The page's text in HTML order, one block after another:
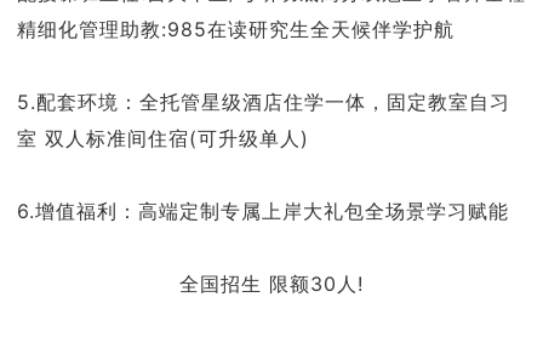
精细化管理助教:985在读研究生全天候伴学护航
5.配套环境：全托管星级酒店住学一体，固定教室自习
室 双人标准间住宿(可升级单人)
6.增值福利：高端定制专属上岸大礼包全场景学习赋能
全国招生 限额30人!